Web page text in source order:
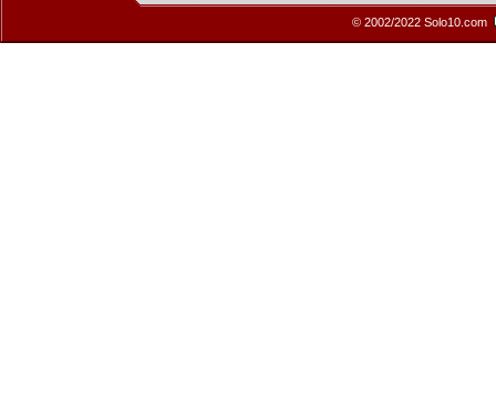
© 2002/2022 Solo10.com